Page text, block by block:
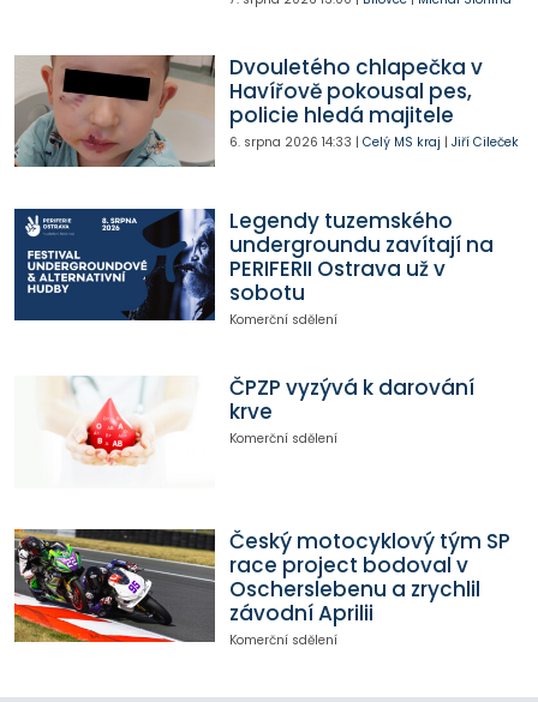
Dvouletého chlapečka v
Havířově pokousal pes,
policie hledá majitele
6. srpna 2026 14:33 | Celý MS kraj | Jiří Cileček
Legendy tuzemského
undergroundu zavítají na
PERIFERII Ostrava už v
sobotu
Komerční sdělení
ČPZP vyzývá k darování
krve
Komerční sdělení
Český motocyklový tým SP
race project bodoval v
Oscherslebenu a zrychlil
závodní Aprilii
Komerční sdělení